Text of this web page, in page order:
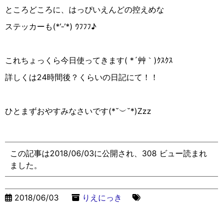
ところどころに、はっぴいえんどの控えめな
ステッカーも(*’‐’*) ｳﾌﾌﾌ♪︎
これちょっくら今日使ってきます( *´艸｀)ｸｽｸｽ
詳しくは24時間後？くらいの日記にて！！
ひとまずおやすみなさいです(*˘︶˘*)Zzz
この記事は2018/06/03に公開され、308 ビュー読まれ
ました。
2018/06/03 りえにっき